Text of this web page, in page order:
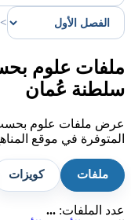
سلطنة عُمان
المتوفرة في موقع
ملفات كويزات
عدد الملفات: ...